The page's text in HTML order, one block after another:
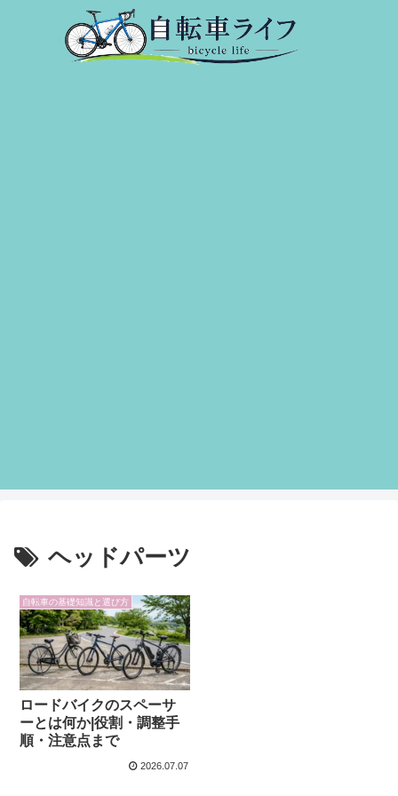
ヘッドパーツ
自転車の基礎知識と選び方
ロードバイクのスペーサ
ーとは何か|役割・調整手
順・注意点まで
2026.07.07